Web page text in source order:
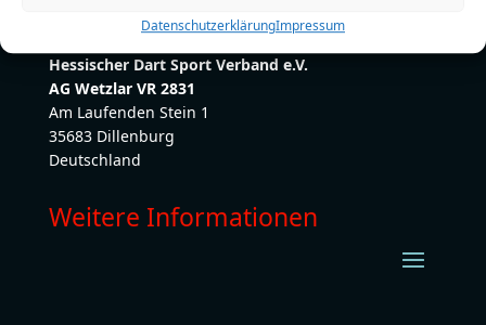
DatenschutzerklärungImpressum
Hessischer Dart Sport Verband e.V.
AG Wetzlar VR 2831
Am Laufenden Stein 1
35683 Dillenburg
Deutschland
Weitere Informationen